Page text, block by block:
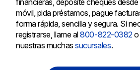
financieras, deposite cheques
móvil, pida préstamos, pague
forma rápida, sencilla y segura. Si
registrarse, llame al800-822-0382o
nuestras muchassucursales.